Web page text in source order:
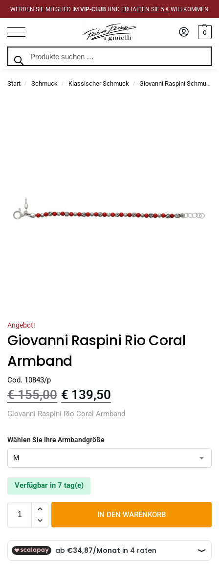
WERDEN SIE MITGLIED IM VIP-CLUB UND ERHALTEN SIE 5 € WILLKOMMEN
0
Start / Schmuck / Klassischer Schmuck / Giovanni Raspini Schmuck
Angebot!
Giovanni Raspini Rio Coral
Armband
Cod. 10843/p
€155,00 € 139,50
Giovanni Raspini Rio Coral Armband
Wählen Sie Ihre Armbandgröße
Verfügbar in 7 tag(e)
IN DEN WARENKORB